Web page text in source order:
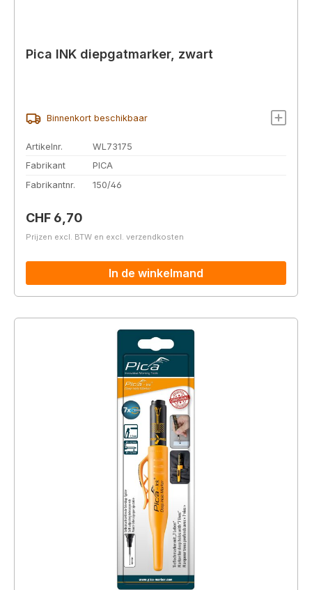
Pica INK diepgatmarker, zwart
Binnenkort beschikbaar
Artikelnr.
WL73175
Fabrikant
PICA
Fabrikantnr.
150/46
Normale prijs:
CHF 6,70
Prijzen excl. BTW en excl. verzendkosten
In de winkelmand